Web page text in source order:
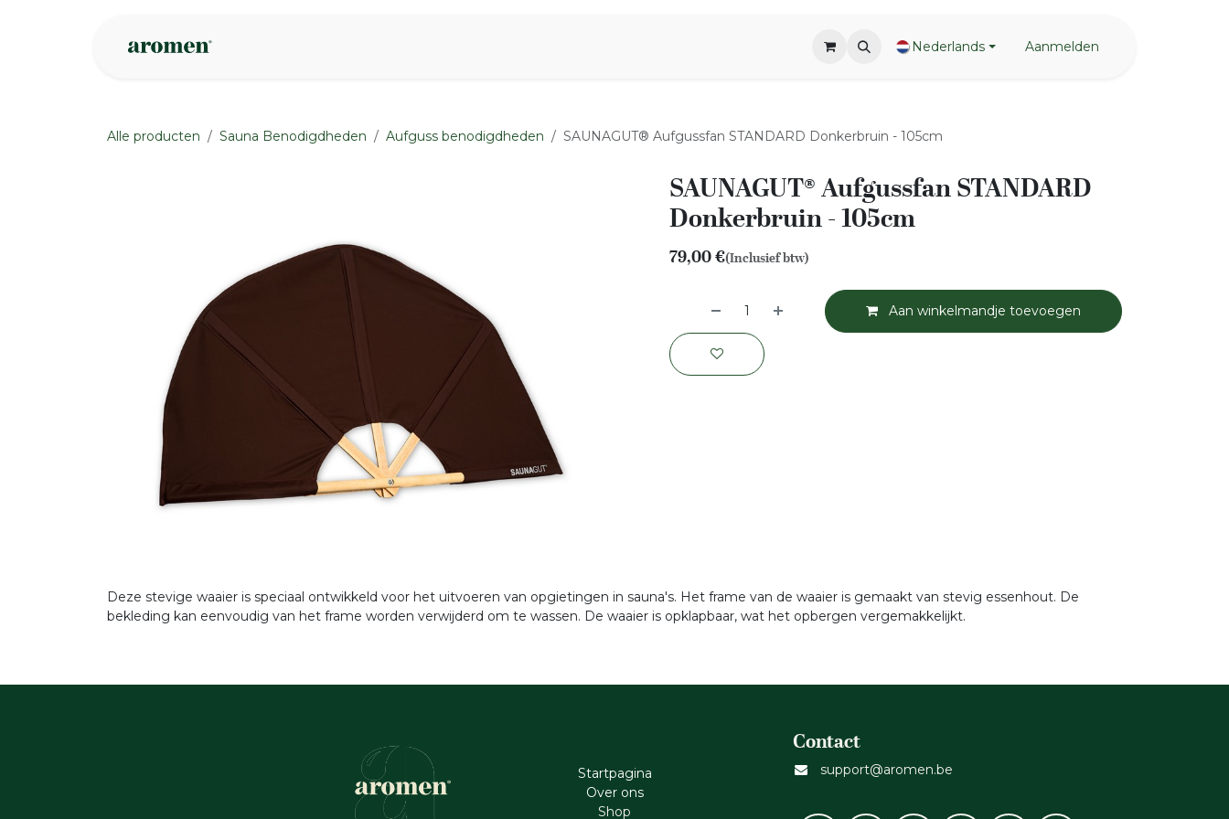
Nederlands Aanmelden
Alle producten Sauna Benodigdheden Aufguss benodigdheden SAUNAGUT® Aufgussfan STANDARD Donkerbruin - 105cm
SAUNAGUT® Aufgussfan STANDARD
Donkerbruin - 105cm
79,00€(Inclusief btw)
Aan winkelmandje toevoegen
Deze stevige waaier is speciaal ontwikkeld voor het uitvoeren van opgietingen in sauna's. Het frame van de waaier is gemaakt van stevig essenhout. De
bekleding kan eenvoudig van het frame worden verwijderd om te wassen. De waaier is opklapbaar, wat het opbergen vergemakkelijkt.
Startpagina
Ove​r​ ons
Shop
Contact
support@aromen.be